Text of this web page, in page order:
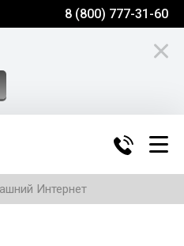
8 (800) 777-31-60
Интернет